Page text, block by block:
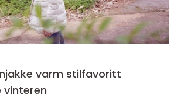
stilfavoritt
vinteren